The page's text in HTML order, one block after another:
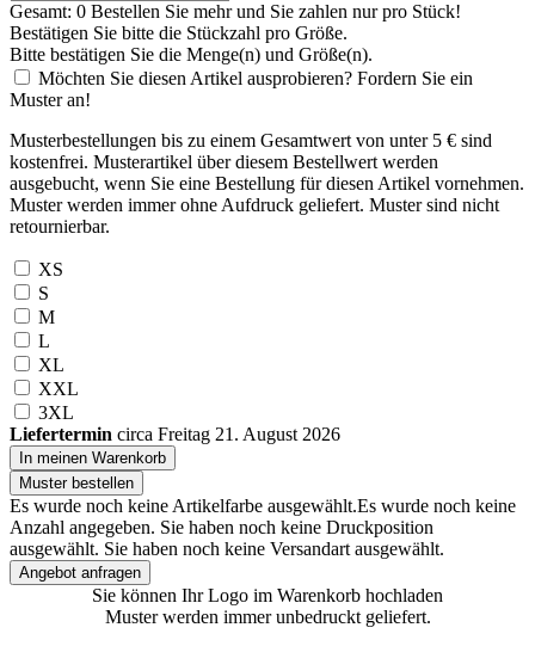
Gesamt: 0 Bestellen Sie mehr und Sie zahlen nurpro Stück!
Bestätigen Sie bitte die Stückzahl pro Größe.
Bitte bestätigen Sie die Menge(n) und Größe(n).
Möchten Sie diesen Artikel ausprobieren? Fordern Sie ein
Muster an!
Musterbestellungen bis zu einem Gesamtwert von unter 5 € sind
kostenfrei. Musterartikel über diesem Bestellwert werden
ausgebucht, wenn Sie eine Bestellung für diesen Artikel vornehmen.
Muster werden immer ohne Aufdruck geliefert. Muster sind nicht
retournierbar.
XS
S
M
L
XL
XXL
3XL
Liefertermin circa Freitag 21. August 2026
In meinen Warenkorb
Muster bestellen
Es wurde noch keine Artikelfarbe ausgewählt.Es wurde noch keine
Anzahl angegeben. Sie haben noch keine Druckposition
ausgewählt. Sie haben noch keine Versandart ausgewählt.
Angebot anfragen
Sie können Ihr Logo im Warenkorb hochladen
Muster werden immer unbedruckt geliefert.